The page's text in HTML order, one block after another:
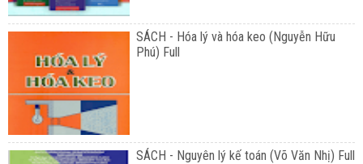
SÁCH - Hóa lý và hóa keo (Nguyễn Hữu
Phú) Full
SÁCH - Nguyên lý kế toán (Võ Văn Nhị) Full